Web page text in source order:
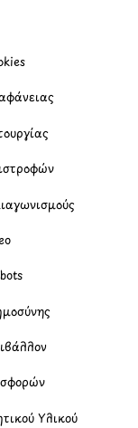
Υλικού